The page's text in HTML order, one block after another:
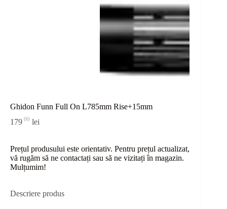
Ghidon Funn Full On L785mm Rise+15mm
179 00 lei
Prețul produsului este orientativ. Pentru prețul actualizat,
vă rugăm să ne contactați sau să ne vizitați în magazin.
Mulțumim!
Descriere produs